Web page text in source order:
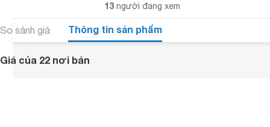
13 người đang xem
So sánh giá Thông tin sản phẩm
Giá của 22 nơi bán